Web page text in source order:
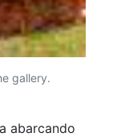
gallery.
abarcando